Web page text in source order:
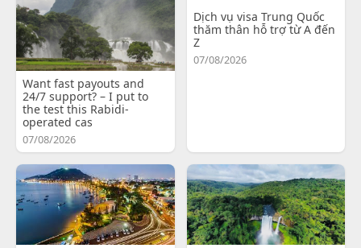
Want fast payouts and
24/7 support? – I put to
the test this Rabidi-
operated cas
07/08/2026
Dịch vụ visa Trung Quốc
thăm thân hỗ trợ từ A đến
Z
07/08/2026